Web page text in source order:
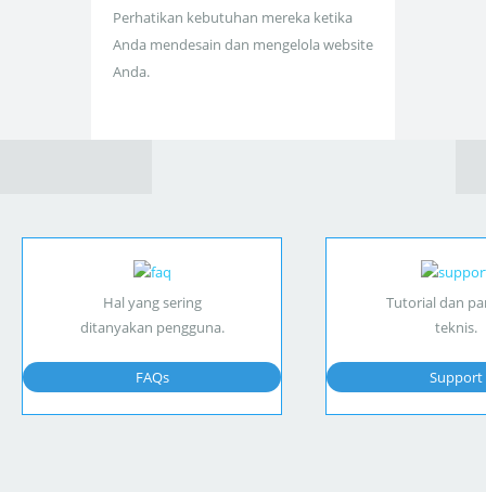
Perhatikan kebutuhan mereka ketika
Anda mendesain dan mengelola website
Anda.
Hal yang sering
ditanyakan pengguna.
FAQs
Tutorial dan
teknis.
Support